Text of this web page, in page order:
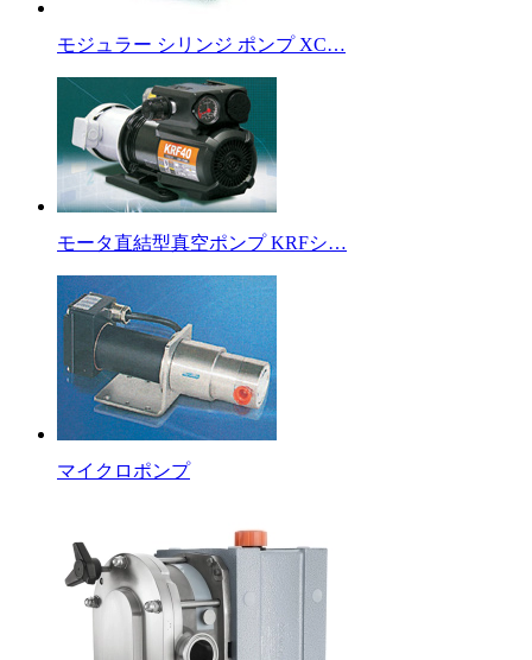
モジュラー シリンジ ポンプ XC…
モータ直結型真空ポンプ KRFシ…
マイクロポンプ